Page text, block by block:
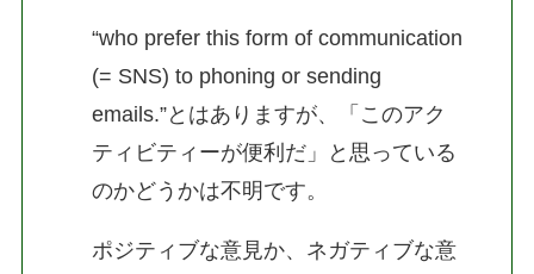
“who prefer this form of communication
(= SNS) to phoning or sending
emails.”とはありますが、「このアク
ティビティーが便利だ」と思っている
のかどうかは不明です。
ポジティブな意見か、ネガティブな意